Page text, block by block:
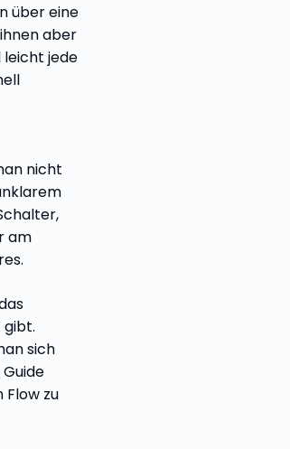
über eine
aber
jede
nicht
am
gibt.
sich
zu